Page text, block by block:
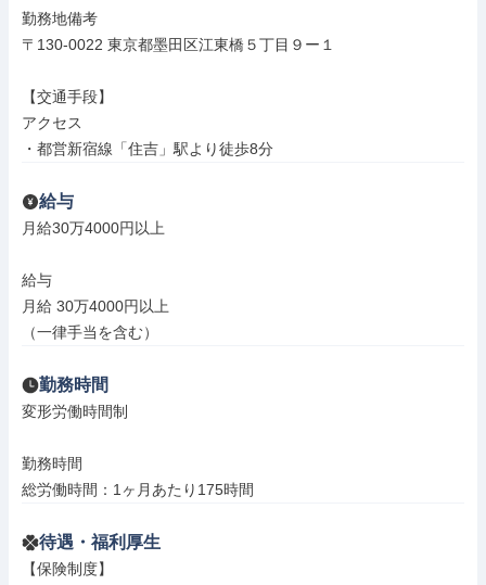
勤務地備考
〒130-0022 東京都墨田区江東橋５丁目９ー１
【交通手段】
アクセス
・都営新宿線「住吉」駅より徒歩8分
給与
月給30万4000円以上
給与
月給 30万4000円以上
（一律手当を含む）
勤務時間
変形労働時間制
勤務時間
総労働時間：1ヶ月あたり175時間
待遇・福利厚生
【保険制度】